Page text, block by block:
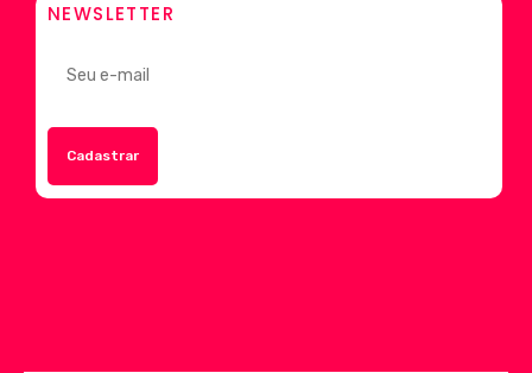
NEWSLETTER